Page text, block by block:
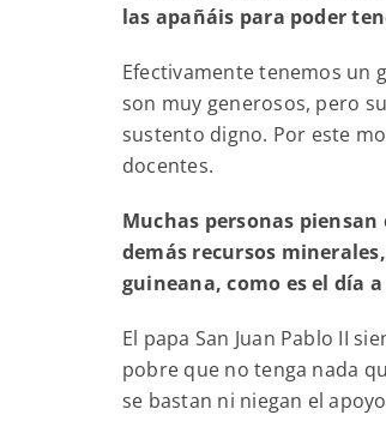
las apañáis para poder
Efectivamente tenemos un
son muy generosos, pero
sustento digno. Por este
docentes.
Muchas personas
demás recursos
guineana, como es el día
El papa San Juan Pablo II
pobre que no tenga nada
se bastan ni niegan el